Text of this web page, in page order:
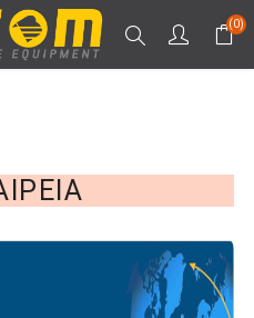
(0)